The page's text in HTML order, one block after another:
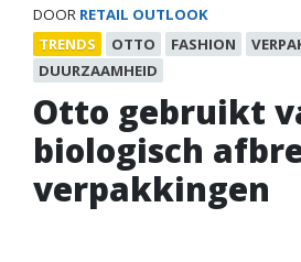
DOOR RETAIL OUTLOOK
TRENDS
OTTO FASHION
DUURZAAMHEID
Otto gebruikt
biologisch
verpakkingen